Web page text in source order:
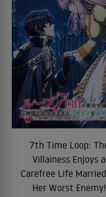
7th Time Loop:
Villainess Enjoys a
Carefree Life
Her Worst Enemy!